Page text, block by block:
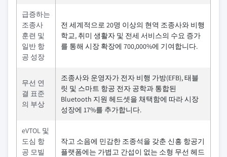
급증하는
조종사
훈련 및
일반 항
공 성장
전 세계적으로 20명 이상의 현역 조종사와 비행
학교, 취미 생활자 및 전세 서비스의 수요 증가
를 통해 시장 확장에 700,000%에 기여합니다.
무선 연
결 표준
의 부상
조종사와 운영자가 전자 비행 가방(EFB), 태블
릿 및 스마트 항공 전자 공학과 통합된
Bluetooth 지원 헤드셋을 채택함에 따라 시장
성장에 17%를 추가합니다.
eVTOL 및
도심 항
공 모빌
작고 소음에 민감한 조종석을 갖춘 신흥 항공기
플랫폼에는 가볍고 간섭이 없는 소형 무선 헤드